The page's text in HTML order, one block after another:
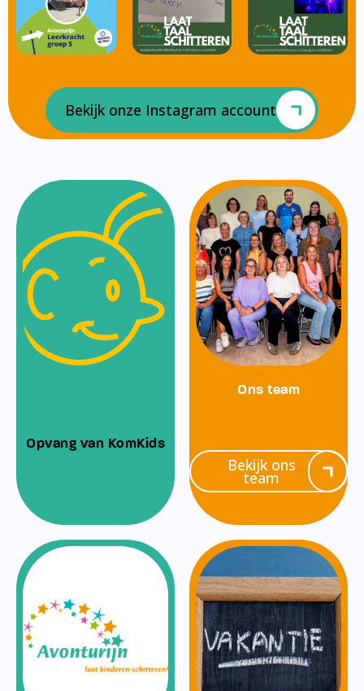
Bekijk onze Instagram account
Opvang van KomKids
Ons team
Bekijk ons
team